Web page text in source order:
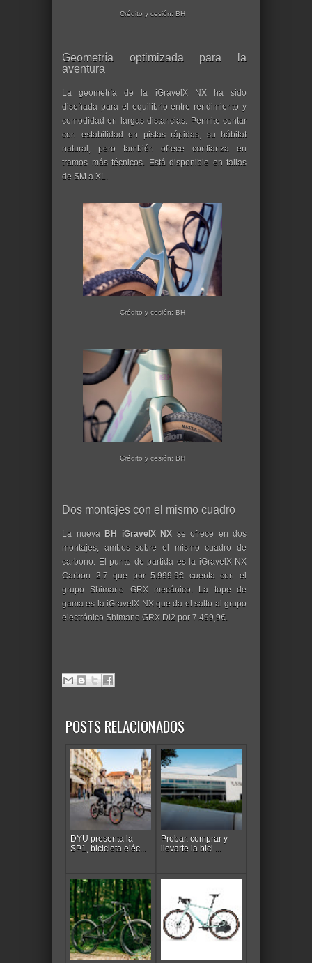
Crédito y cesión: BH
Geometría optimizada para la
aventura
La geometría de la iGravelX NX ha sido
diseñada para el equilibrio entre rendimiento y
comodidad en largas distancias. Permite contar
con estabilidad en pistas rápidas, su hábitat
natural, pero también ofrece confianza en
tramos más técnicos. Está disponible en tallas
de SM a XL.
Crédito y cesión: BH
Crédito y cesión: BH
Dos montajes con el mismo cuadro
La nueva BH iGravelX NX se ofrece en dos
montajes, ambos sobre el mismo cuadro de
carbono. El punto de partida es la iGravelX NX
Carbon 2.7 que por 5.999,9€ cuenta con el
grupo Shimano GRX mecánico. La tope de
gama es la iGravelX NX que da el salto al grupo
electrónico Shimano GRX Di2 por 7.499,9€.
POSTS RELACIONADOS
DYU presenta la
SP1, bicicleta eléc...
Probar, comprar y
llevarte la bici ...